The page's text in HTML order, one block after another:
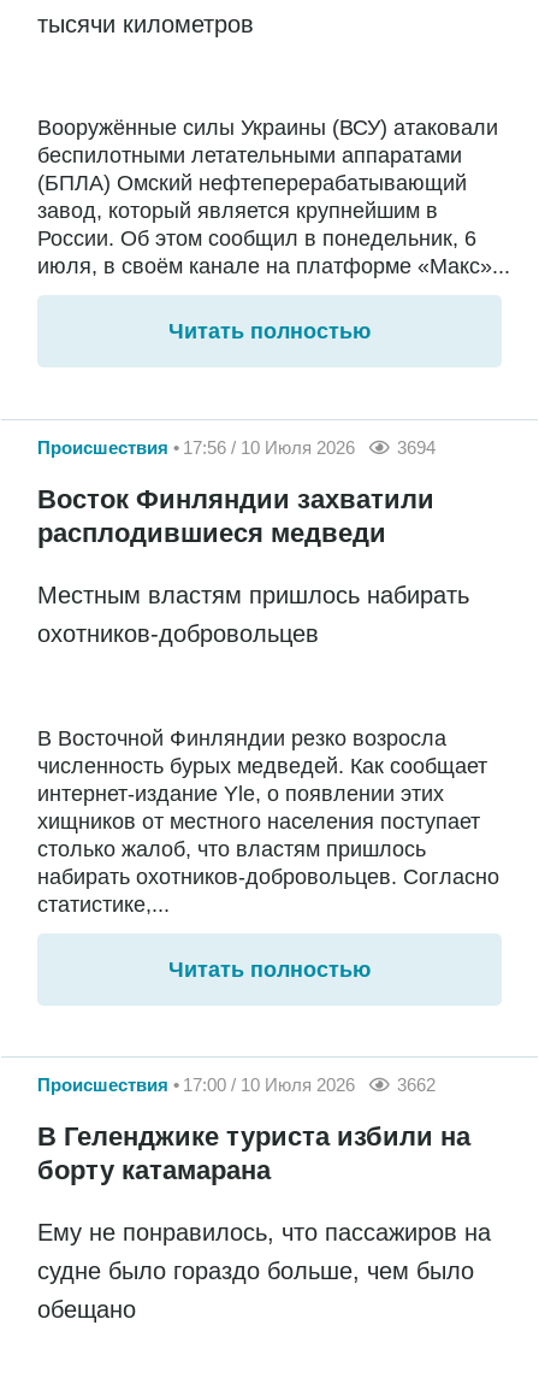
тысячи километров
Вооружённые силы Украины (ВСУ) атаковали
беспилотными летательными аппаратами
(БПЛА) Омский нефтеперерабатывающий
завод, который является крупнейшим в
России. Об этом сообщил в понедельник, 6
июля, в своём канале на платформе «Макс»...
Читать полностью
Происшествия 17:56 / 10 Июля 2026 3694
Восток Финляндии захватили
расплодившиеся медведи
Местным властям пришлось набирать
охотников-добровольцев
В Восточной Финляндии резко возросла
численность бурых медведей. Как сообщает
интернет-издание Yle, о появлении этих
хищников от местного населения поступает
столько жалоб, что властям пришлось
набирать охотников-добровольцев. Согласно
статистике,...
Читать полностью
Происшествия 17:00 / 10 Июля 2026 3662
В Геленджике туриста избили на
борту катамарана
Ему не понравилось, что пассажиров на
судне было гораздо больше, чем было
обещано